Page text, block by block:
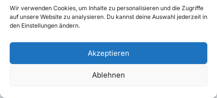
Wir verwenden Cookies, um Inhalte zu personalisieren und die Zugriffe
auf unsere Website zu analysieren. Du kannst deine Auswahl jederzeit in
den Einstellungen ändern.
Akzeptieren
Ablehnen
&
Gebühren